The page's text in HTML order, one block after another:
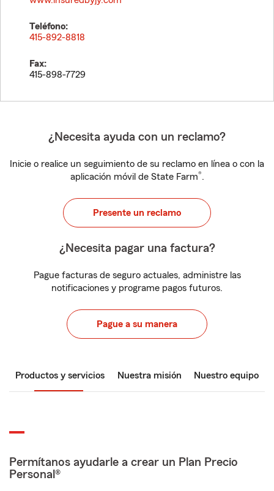
Teléfono:
415-892-8818
Fax:
415-898-7729
¿Necesita ayuda con un reclamo?
Inicie o realice un seguimiento de su reclamo en línea o con la
aplicación móvil de State Farm®.
Presente un reclamo
¿Necesita pagar una factura?
Pague facturas de seguro actuales, administre las
notificaciones y programe pagos futuros.
Pague a su manera
Productos y servicios Nuestra misión Nuestro equipo
Permítanos ayudarle a crear un Plan Precio
Personal®